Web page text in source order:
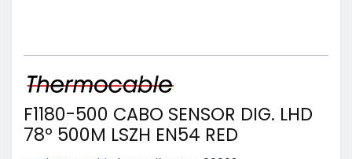
F1180-500 CABO SENSOR DIG. LHD
78º 500M LSZH EN54 RED